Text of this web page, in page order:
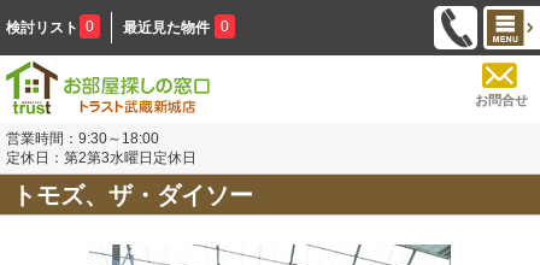
検討リスト 0 最近見た物件 0
お問合せ
営業時間：9:30～18:00
定休日：第2第3水曜日定休日
トモズ、ザ・ダイソー